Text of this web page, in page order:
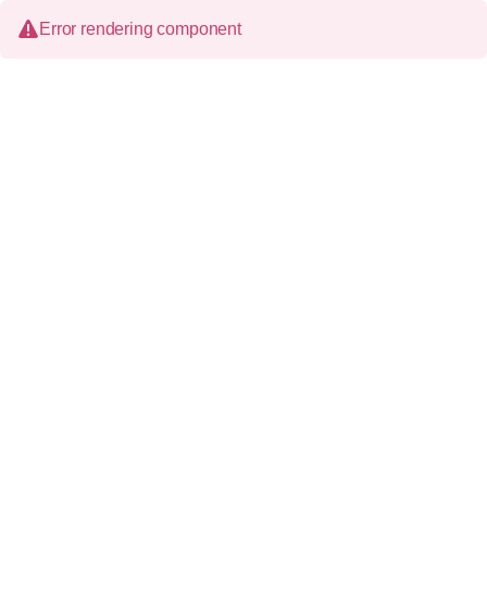
Error rendering component